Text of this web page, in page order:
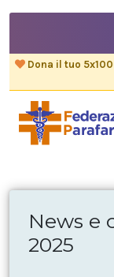
Dona il tuo
News e
2025